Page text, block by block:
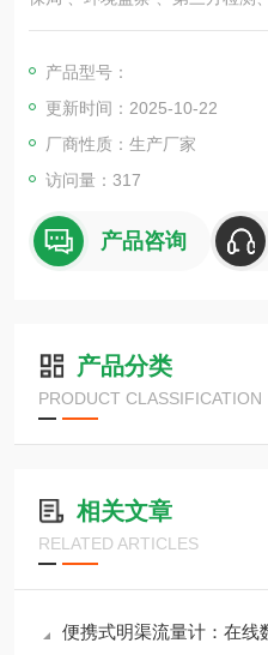
织和车间等低浓度VOC环境 ，
产品型号：
更新时间：2025-10-22
厂商性质：生产厂家
访问量：317
产品咨询
产品分类
PRODUCT CLASSIFICATION
相关文章
RELATED ARTICLES
便携式明渠流量计：在线